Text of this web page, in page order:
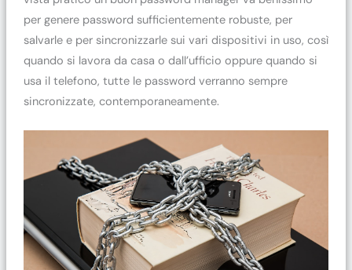
per genere password sufficientemente robuste, per
salvarle e per sincronizzarle sui vari dispositivi in uso, così
quando si lavora da casa o dall’ufficio oppure quando si
usa il telefono, tutte le password verranno sempre
sincronizzate, contemporaneamente.